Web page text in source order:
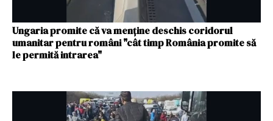
Ungaria promite că va menţine deschis coridorul
umanitar pentru români "cât timp România promite să
le permită intrarea"